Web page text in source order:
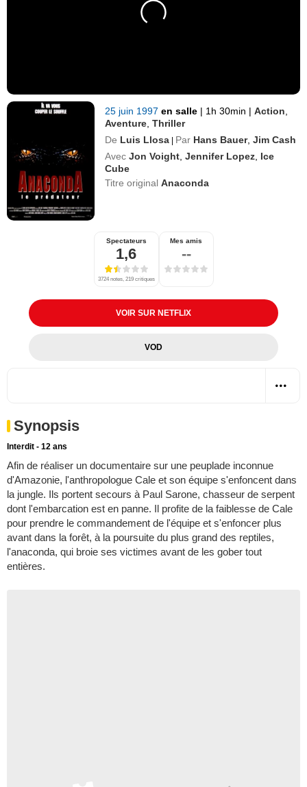
25 juin 1997en salle | 1h 30min | Action
Aventure ,Thriller
De Luis Llosa | Par Hans Bauer,Jim Cash
Avec Jon Voight ,Jennifer Lopez Ice
Cube
Titre originalAnaconda
Spectateurs
1,6
3724 notes, 219 critiques
Mes amis
--
VOIR SUR NETFLIX
VOD
Synopsis
Interdit - 12 ans
Afin de réaliser un documentaire sur une peuplade inconnue
d'Amazonie, l'anthropologue Cale et son équipe s'enfoncent dans
la jungle. Ils portent secours à Paul Sarone, chasseur de serpent
dont l'embarcation est en panne. Il profite de la faiblesse de Cale
pour prendre le commandement de l'équipe et s'enfoncer plus
avant dans la forêt, à la poursuite du plus grand des reptiles,
l'anaconda, qui broie ses victimes avant de les gober tout
entières.